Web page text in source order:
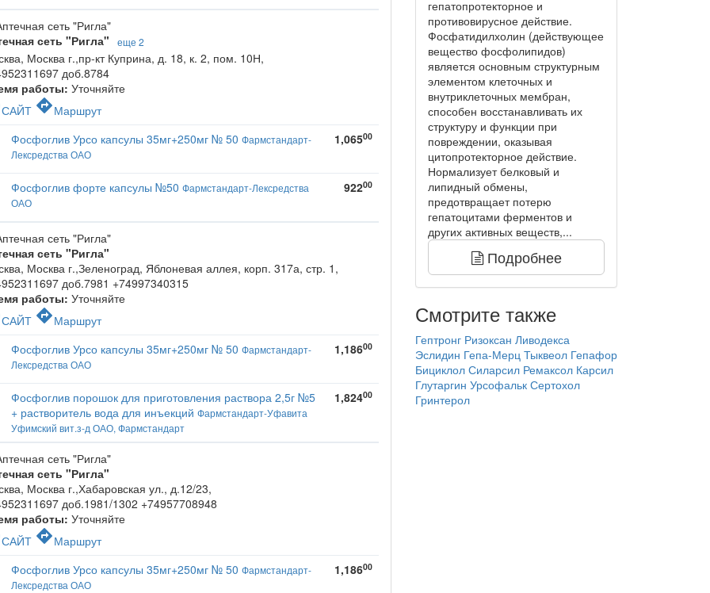
сеть "Ригла" еще 2
Москва г.,пр-кт Куприна, д. 18, к. 2, пом. 10Н,
доб.8784
работы: Уточняйте
САЙТ directionsМаршрут
Фосфоглив Урсо капсулы 35мг+250мг № 50 Фармстандарт-
Лексредства ОАО
1,06500
Фосфоглив форте капсулы №50 Фармстандарт-Лексредства
ОАО
92200
сеть "Ригла"
Москва г.,Зеленоград, Яблоневая аллея, корп. 317а, стр. 1 ,
доб.7981 +74997340315
работы: Уточняйте
САЙТ directionsМаршрут
Фосфоглив Урсо капсулы 35мг+250мг № 50 Фармстандарт-
Лексредства ОАО
1,18600
Фосфоглив порошок для приготовления раствора 2,5г №5
+ растворитель вода для инъекций Фармстандарт-Уфавита
Уфимский вит.з-д ОАО, Фармстандарт
1,82400
сеть "Ригла"
Москва г.,Хабаровская ул., д.12/23,
доб.1981/1302 +74957708948
работы: Уточняйте
САЙТ directionsМаршрут
Фосфоглив Урсо капсулы 35мг+250мг № 50 Фармстандарт-
Лексредства ОАО
1,18600
гепатопротекторное и
противовирусное действие.
Фосфатидилхолин (действующее
вещество фосфолипидов)
является основным структурным
элементом клеточных и
внутриклеточных мембран,
способен восстанавливать их
структуру и функции при
повреждении, оказывая
цитопротекторное действие.
Нормализует белковый и
липидный обмены,
предотвращает потерю
гепатоцитами ферментов и
других активных веществ,...
Подробнее
Смотрите также
Гептронг Ризоксан Ливодекса
Эслидин Гепа-Мерц Тыквеол Гепафор
Бициклол Силарсил Ремаксол Карсил
Глутаргин Урсофальк Сертохол
Гринтерол